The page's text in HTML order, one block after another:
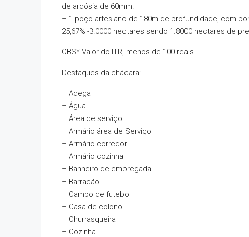
de ardósia de 60mm.
– 1 poço artesiano de 180m de profundidade, com
25,67% -3.0000 hectares sendo 1.8000 hectares de
OBS* Valor do ITR, menos de 100 reais.
Destaques da chácara:
– Adega
– Água
– Área de serviço
– Armário área de Serviço
– Armário corredor
– Armário cozinha
– Banheiro de empregada
– Barracão
– Campo de futebol
– Casa de colono
– Churrasqueira
– Cozinha